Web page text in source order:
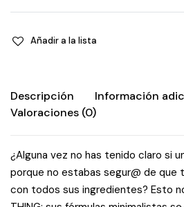
Añadir a la lista
Descripción
Información
Valoraciones (0)
¿Alguna vez no has tenido claro si
porque no estabas segur@ de que
con todos sus ingredientes? Esto